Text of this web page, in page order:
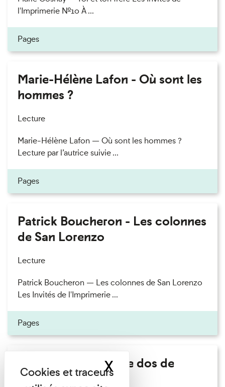
l'Imprimerie n°10 À ...
Pages
Marie-Hélène Lafon - Où sont les
hommes ?
Lecture
Marie-Hélène Lafon — Où sont les hommes ?
Lecture par l’autrice suivie ...
Pages
Patrick Boucheron - Les colonnes
de San Lorenzo
Lecture
Patrick Boucheron — Les colonnes de San Lorenzo
Les Invités de l'Imprimerie ...
Pages
Philippe Artières - Le dos de
l'histoire
XMasquer le